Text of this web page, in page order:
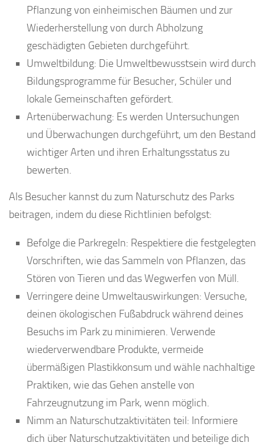
Pflanzung von einheimischen Bäumen und zur
Wiederherstellung von durch Abholzung
geschädigten Gebieten durchgeführt.
Umweltbildung: Die Umweltbewusstsein wird durch
Bildungsprogramme für Besucher, Schüler und
lokale Gemeinschaften gefördert.
Artenüberwachung: Es werden Untersuchungen
und Überwachungen durchgeführt, um den Bestand
wichtiger Arten und ihren Erhaltungsstatus zu
bewerten.
Als Besucher kannst du zum Naturschutz des Parks
beitragen, indem du diese Richtlinien befolgst:
Befolge die Parkregeln: Respektiere die festgelegten
Vorschriften, wie das Sammeln von Pflanzen, das
Stören von Tieren und das Wegwerfen von Müll.
Verringere deine Umweltauswirkungen: Versuche,
deinen ökologischen Fußabdruck während deines
Besuchs im Park zu minimieren. Verwende
wiederverwendbare Produkte, vermeide
übermäßigen Plastikkonsum und wähle nachhaltige
Praktiken, wie das Gehen anstelle von
Fahrzeugnutzung im Park, wenn möglich.
Nimm an Naturschutzaktivitäten teil: Informiere
dich über Naturschutzaktivitäten und beteilige dich